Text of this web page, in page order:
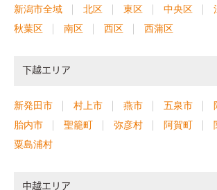
新潟市全域 北区 東区 中央区
秋葉区
南区 西区 西蒲区
下越エリア
新発田市 村上市 燕市 五泉市
胎内市
聖籠町 弥彦村 阿賀町
粟島浦村
中越エリア